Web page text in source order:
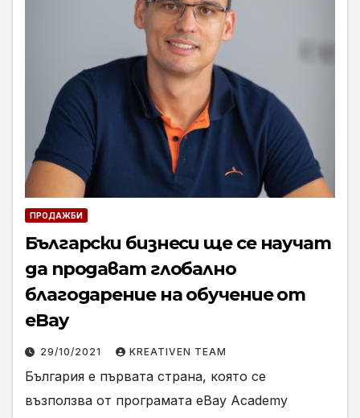
ПРОДАЖБИ
Български бизнеси ще се научат
да продават глобално
благодарение на обучение от
eBay
29/10/2021 KREATIVEN TEAM
България е първата страна, която се
възползва от програмата eBay Academy